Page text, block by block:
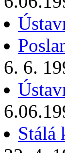
6. 6.
Stálá